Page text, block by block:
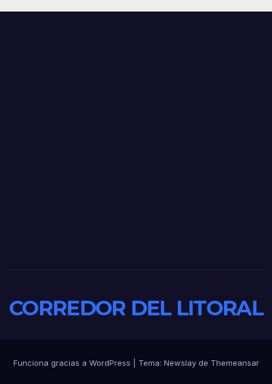
CORREDOR DEL LITORAL
Funciona gracias a WordPress Tema: Newslayde Themeansar